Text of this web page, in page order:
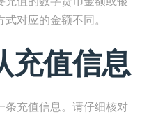
对应的金额不同。
充值信息
条充值信息。请仔细核对